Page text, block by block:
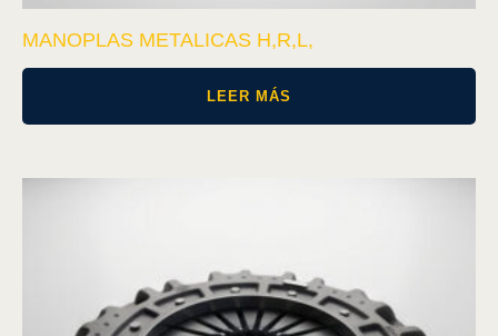
MANOPLAS METALICAS H,R,L,
LEER MÁS